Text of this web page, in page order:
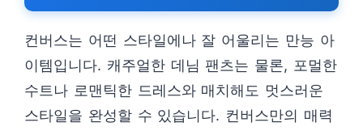
컨버스는 어떤 스타일에나 잘 어울리는 만능 아
이템입니다. 캐주얼한 데님 팬츠는 물론, 포멀한
수트나 로맨틱한 드레스와 매치해도 멋스러운
스타일을 완성할 수 있습니다. 컨버스만의 매력